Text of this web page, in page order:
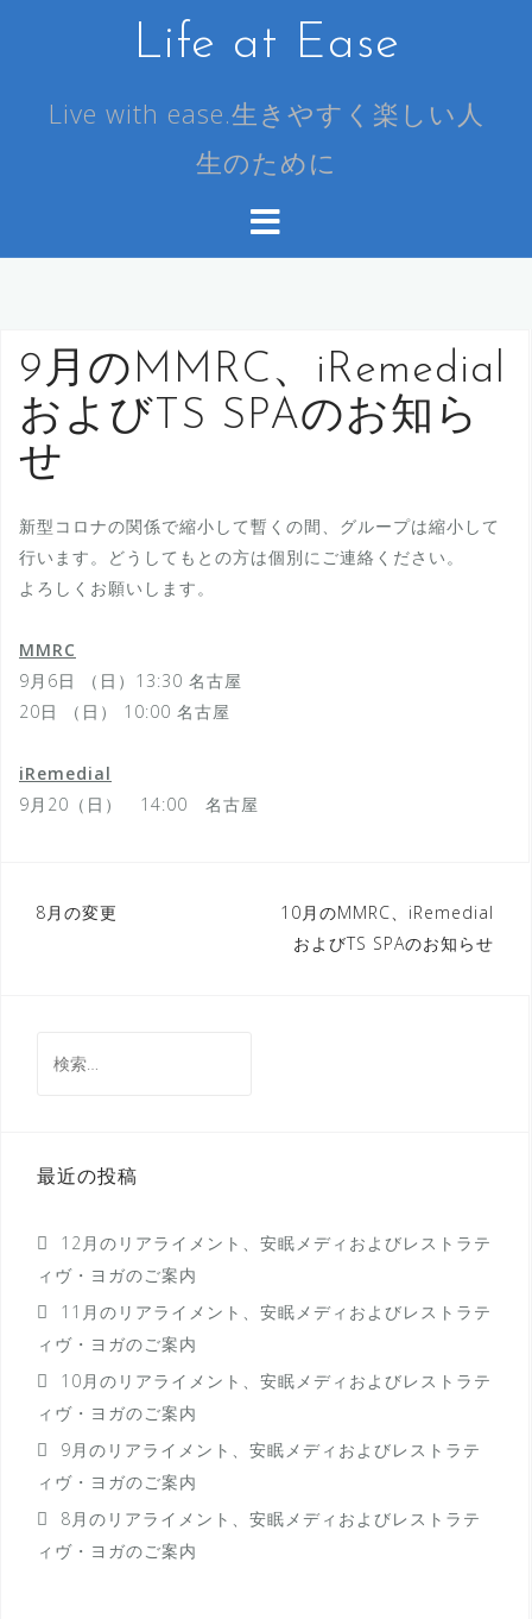
ッ
Life at Ease
Live with ease.生きやすく楽しい人
生のために
9月のMMRC、iRemedial
およびTS SPAのお知ら
せ
新型コロナの関係で縮小して暫くの間、グループは縮小して
行います。どうしてもとの方は個別にご連絡ください。
よろしくお願いします。
MMRC
9月6日 （日）13:30 名古屋
20日 （日） 10:00 名古屋
iRemedial
9月20（日） 14:00 名古屋
投
ゲ
ョ
ン
8月の変更
10月のMMRC、iRemedial
およびTS SPAのお知らせ
索:
最近の投稿
12月のリアライメント、安眠メディおよびレストラテ
ィヴ・ヨガのご案内
11月のリアライメント、安眠メディおよびレストラテ
ィヴ・ヨガのご案内
10月のリアライメント、安眠メディおよびレストラテ
ィヴ・ヨガのご案内
9月のリアライメント、安眠メディおよびレストラテ
ィヴ・ヨガのご案内
8月のリアライメント、安眠メディおよびレストラテ
ィヴ・ヨガのご案内